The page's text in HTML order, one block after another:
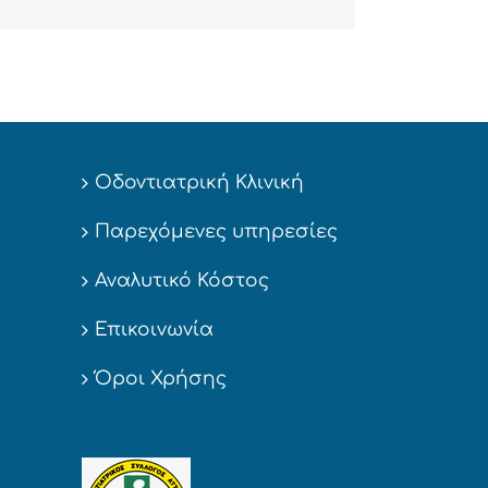
Οδοντιατρική Κλινική
Παρεχόμενες υπηρεσίες
Αναλυτικό Κόστος
Επικοινωνία
Όροι Χρήσης